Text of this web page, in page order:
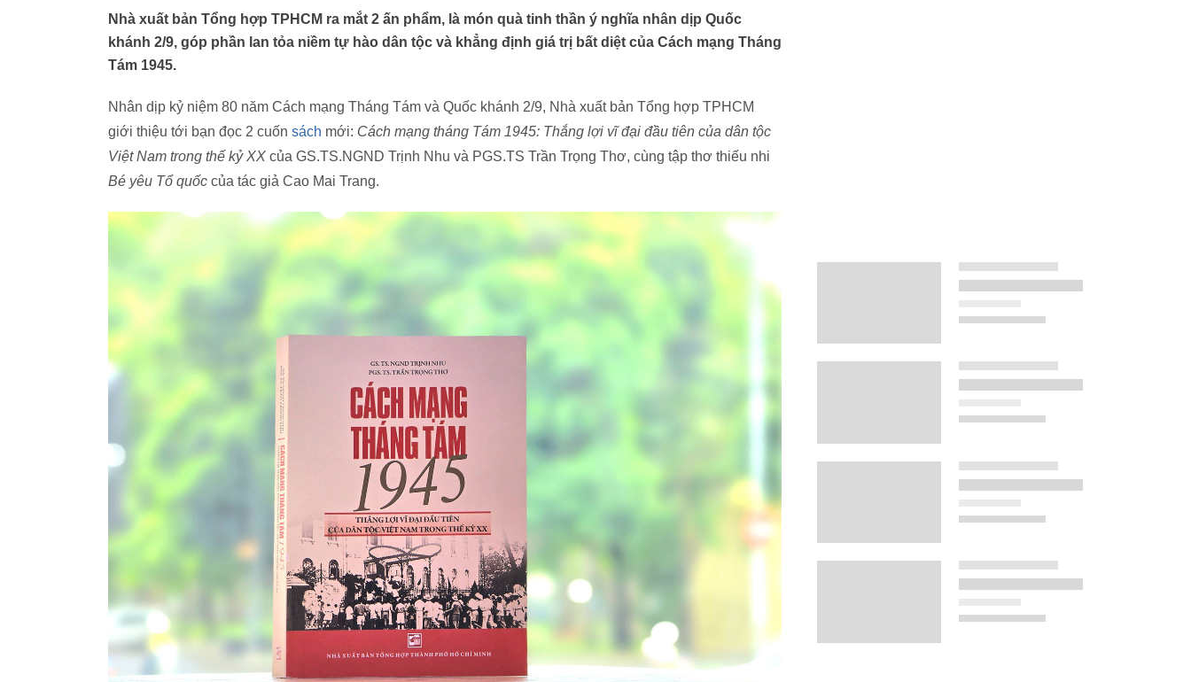
Nhà xuất bản Tổng hợp TPHCM ra mắt 2 ấn phẩm, là món quà tinh thần ý nghĩa nhân dịp Quốc
khánh 2/9, góp phần lan tỏa niềm tự hào dân tộc và khẳng định giá trị bất diệt của Cách mạng Tháng
Tám 1945.
Nhân dịp kỷ niệm 80 năm Cách mạng Tháng Tám và Quốc khánh 2/9, Nhà xuất bản Tổng hợp TPHCM
giới thiệu tới bạn đọc 2 cuốn sách mới: Cách mạng tháng Tám 1945: Thắng lợi vĩ đại đầu tiên của dân tộc
Việt Nam trong thế kỷ XX của GS.TS.NGND Trịnh Nhu và PGS.TS Trần Trọng Thơ, cùng tập thơ thiếu nhi
Bé yêu Tổ quốc của tác giả Cao Mai Trang.